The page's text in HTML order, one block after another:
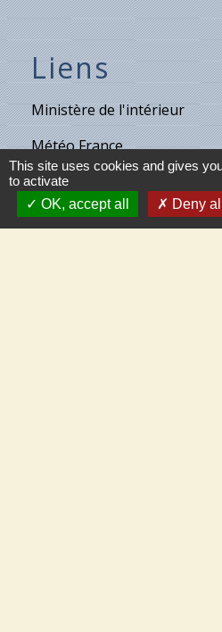
Liens
Ministère de l'intérieur
Météo France
Vigicrues
Son & Lumières de Cléry
This site uses cookies and gives
to activate
OK, accept all
Deny